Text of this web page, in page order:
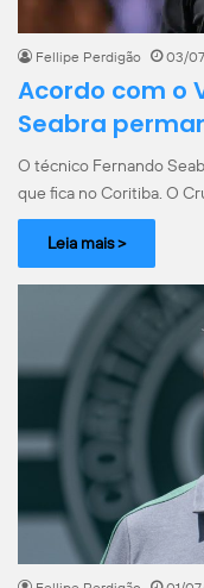
Fellipe Perdigão 03/
Acordo com o
Seabra
O técnico Fernando
que fica no Coritiba. O
Leia mais >